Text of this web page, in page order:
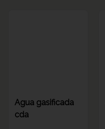
Agua gasificada
cda